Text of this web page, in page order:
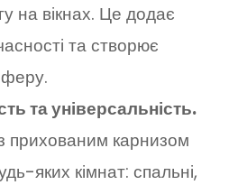
на вікнах. Це додає
та створює
та універсальність.
прихованим карнизом
яких кімнат: спальні,